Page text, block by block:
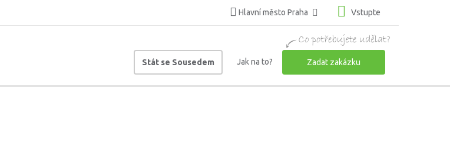
Hlavní město Praha Vstupte
Stát se Sousedem Jak na to? Zadat zakázku